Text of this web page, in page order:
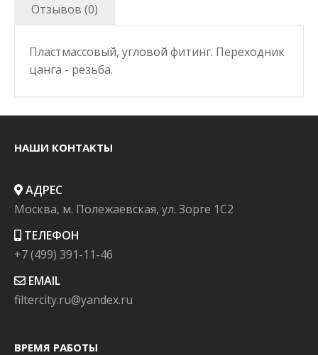
Отзывов (0)
Пластмассовый, угловой фитинг. Переходник
цанга - резьба.
НАШИ КОНТАКТЫ
АДРЕС
Москва, м. Полежаевская, ул. Зорге 1C2
ТЕЛЕФОН
+7 (499) 391-11-46
EMAIL
filtercity.ru@yandex.ru
ВРЕМЯ РАБОТЫ